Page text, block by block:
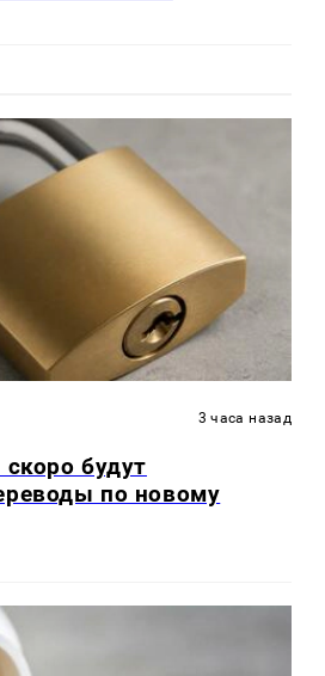
3 часа назад
будут
по новому